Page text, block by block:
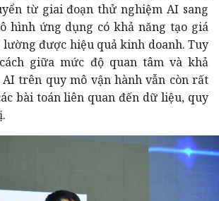
từ giai đoạn thử nghiệm AI sang
hình ứng dụng có khả năng tạo giá
được hiệu quả kinh doanh. Tuy
giữa mức độ quan tâm và khả
trên quy mô vận hành vẫn còn rất
bài toán liên quan đến dữ liệu, quy